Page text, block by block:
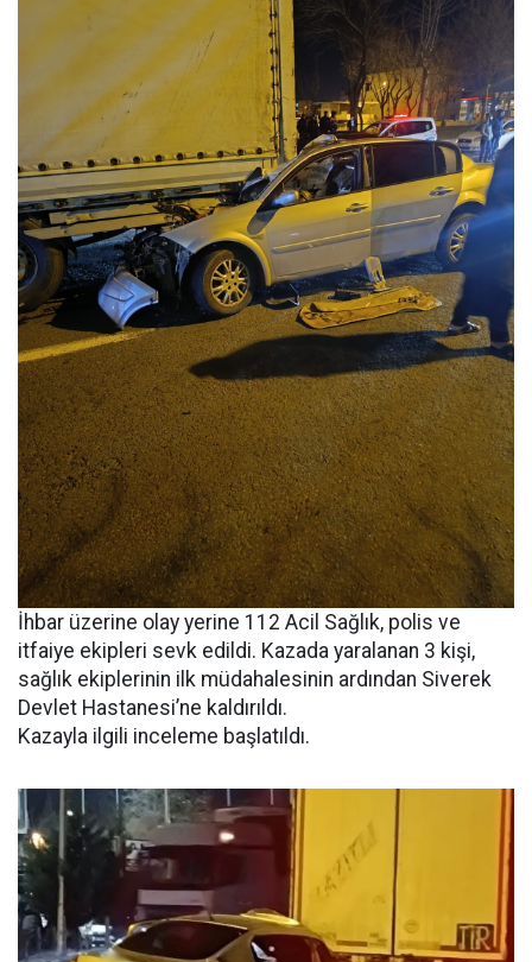
İhbar üzerine olay yerine 112 Acil Sağlık, polis ve
itfaiye ekipleri sevk edildi. Kazada yaralanan 3 kişi,
sağlık ekiplerinin ilk müdahalesinin ardından Siverek
Devlet Hastanesi’ne kaldırıldı.
Kazayla ilgili inceleme başlatıldı.